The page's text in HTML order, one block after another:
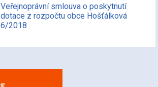
Veřejnoprávní smlouva o poskytnutí
dotace z rozpočtu obce Hošťálková
6/2018